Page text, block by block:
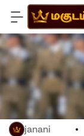
janani